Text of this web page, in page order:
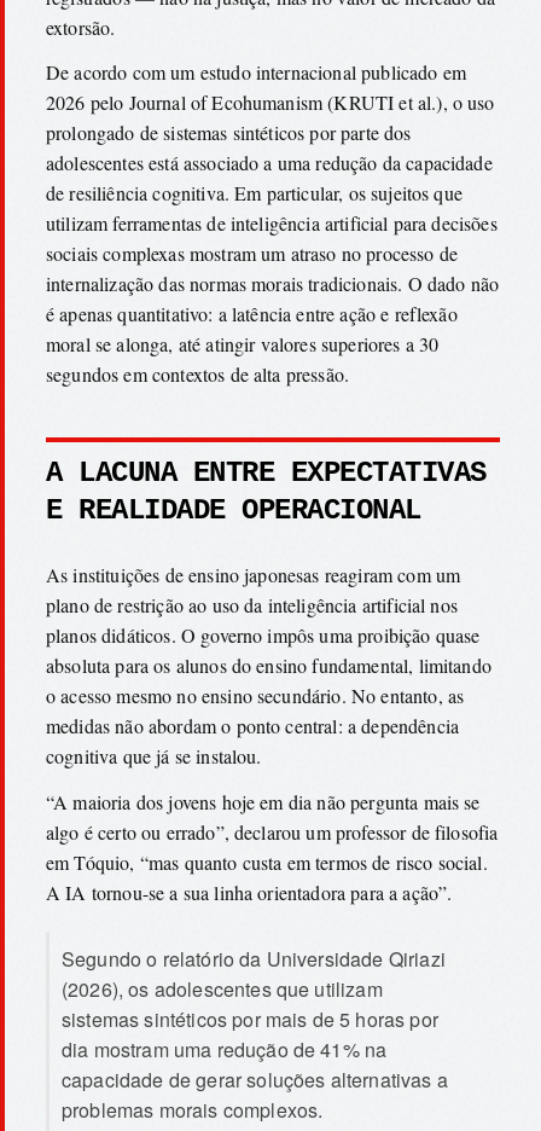
extorsão.
De acordo com um estudo internacional publicado em
2026 pelo Journal of Ecohumanism (KRUTI et al.), o uso
prolongado de sistemas sintéticos por parte dos
adolescentes está associado a uma redução da capacidade
de resiliência cognitiva. Em particular, os sujeitos que
utilizam ferramentas de inteligência artificial para decisões
sociais complexas mostram um atraso no processo de
internalização das normas morais tradicionais. O dado não
é apenas quantitativo: a latência entre ação e reflexão
moral se alonga, até atingir valores superiores a 30
segundos em contextos de alta pressão.
A LACUNA ENTRE EXPECTATIVAS
E REALIDADE OPERACIONAL
As instituições de ensino japonesas reagiram com um
plano de restrição ao uso da inteligência artificial nos
planos didáticos. O governo impôs uma proibição quase
absoluta para os alunos do ensino fundamental, limitando
o acesso mesmo no ensino secundário. No entanto, as
medidas não abordam o ponto central: a dependência
cognitiva que já se instalou.
“A maioria dos jovens hoje em dia não pergunta mais se
algo é certo ou errado”, declarou um professor de filosofia
em Tóquio, “mas quanto custa em termos de risco social.
A IA tornou-se a sua linha orientadora para a ação”.
Segundo o relatório da Universidade Qiriazi
(2026), os adolescentes que utilizam
sistemas sintéticos por mais de 5 horas por
dia mostram uma redução de 41% na
capacidade de gerar soluções alternativas a
problemas morais complexos.